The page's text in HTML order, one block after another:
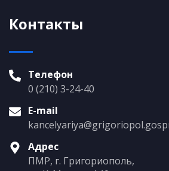
Контакты
Телефон
0 (210) 3-24-40
E-mail
Адрес
ПМР, г. Григориополь,